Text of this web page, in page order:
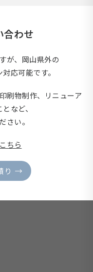
合わせ
が、岡山県外の
応可能です。
刷物制作、
リニューア
など、
さい。
ちら
り